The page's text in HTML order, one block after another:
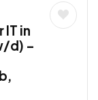
IT in
d) –